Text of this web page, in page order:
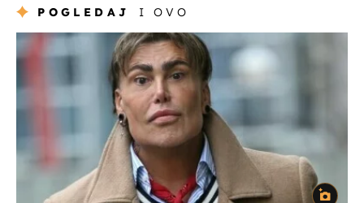
POGLEDAJ I OVO